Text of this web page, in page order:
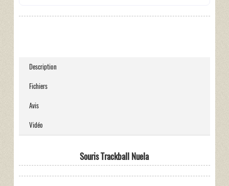
Description
Fichiers
Avis
Vidéo
Souris Trackball Nuela